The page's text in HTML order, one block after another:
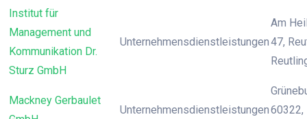
Institut für
Management und
Kommunikation Dr.
Sturz GmbH
Unternehmensdienstleistungen
Am
47,
Mackney Gerbaulet
Unternehmensdienstleistungen60322,